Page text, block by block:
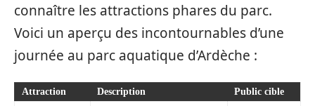
connaître les attractions phares du parc.
Voici un aperçu des incontournables d’une
journée au parc aquatique d’Ardèche :
Attraction Description Public cible